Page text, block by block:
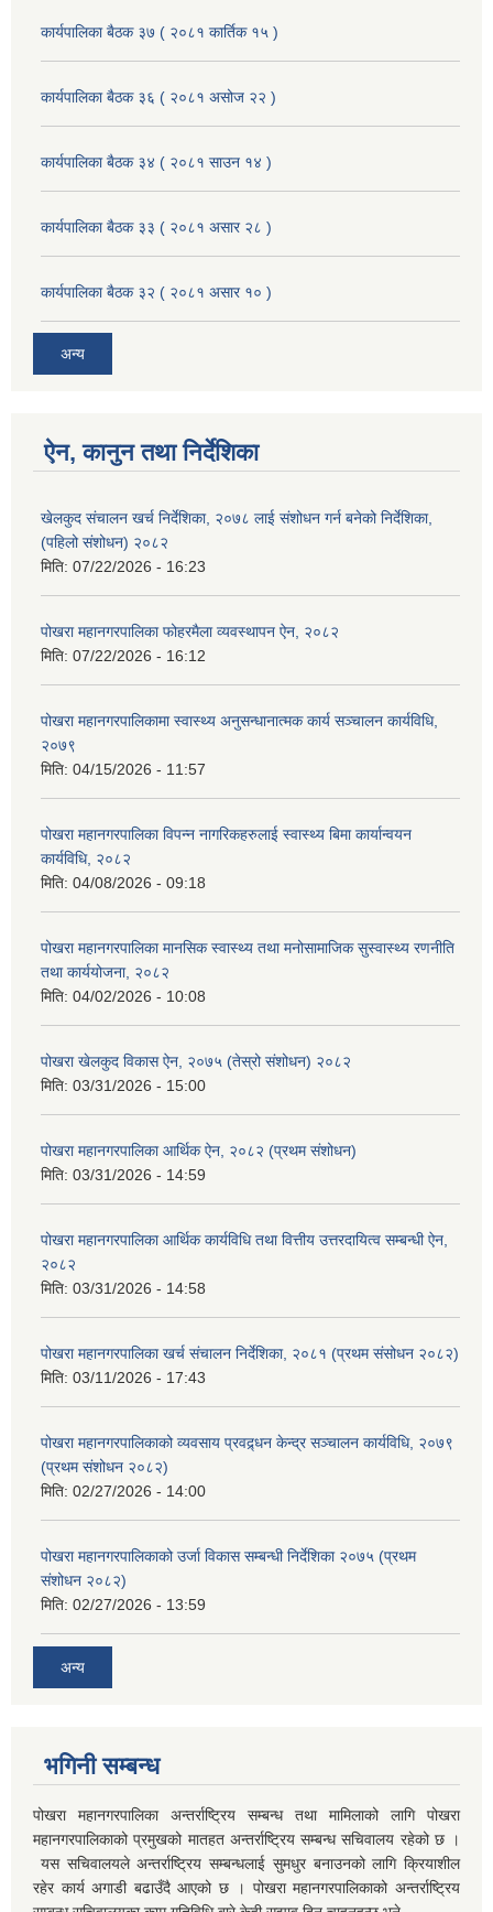
कार्यपालिका बैठक ३७ ( २०८१ कार्तिक १५ )
कार्यपालिका बैठक ३६ ( २०८१ असोज २२ )
कार्यपालिका बैठक ३४ ( २०८१ साउन १४ )
कार्यपालिका बैठक ३३ ( २०८१ असार २८ )
कार्यपालिका बैठक ३२ ( २०८१ असार १० )
अन्य
ऐन, कानुन तथा निर्देशिका
खेलकुद संचालन खर्च निर्देशिका, २०७८ लाई संशोधन गर्न बनेको निर्देशिका,
(पहिलो संशोधन) २०८२
मिति: 07/22/2026 - 16:23
पोखरा महानगरपालिका फोहरमैला व्यवस्थापन ऐन, २०८२
मिति: 07/22/2026 - 16:12
पोखरा महानगरपालिकामा स्वास्थ्य अनुसन्धानात्मक कार्य सञ्चालन कार्यविधि,
२०७९
मिति: 04/15/2026 - 11:57
पोखरा महानगरपालिका विपन्न नागरिकहरुलाई स्वास्थ्य बिमा कार्यान्वयन
कार्यविधि, २०८२
मिति: 04/08/2026 - 09:18
पोखरा महानगरपालिका मानसिक स्वास्थ्य तथा मनोसामाजिक सुस्वास्थ्य रणनीति
तथा कार्ययोजना, २०८२
मिति: 04/02/2026 - 10:08
पोखरा खेलकुद विकास ऐन, २०७५ (तेस्रो संशोधन) २०८२
मिति: 03/31/2026 - 15:00
पोखरा महानगरपालिका आर्थिक ऐन, २०८२ (प्रथम संशोधन)
मिति: 03/31/2026 - 14:59
पोखरा महानगरपालिका आर्थिक कार्यविधि तथा वित्तीय उत्तरदायित्व सम्बन्धी ऐन,
२०८२
मिति: 03/31/2026 - 14:58
पोखरा महानगरपालिका खर्च संचालन निर्देशिका, २०८१ (प्रथम संसोधन २०८२)
मिति: 03/11/2026 - 17:43
पोखरा महानगरपालिकाको व्यवसाय प्रवद्र्धन केन्द्र सञ्चालन कार्यविधि, २०७९
(प्रथम संशोधन २०८२)
मिति: 02/27/2026 - 14:00
पोखरा महानगरपालिकाको उर्जा विकास सम्बन्धी निर्देशिका २०७५ (प्रथम
संशोधन २०८२)
मिति: 02/27/2026 - 13:59
अन्य
भगिनी सम्बन्ध
पोखरा महानगरपालिका अन्तर्राष्ट्रिय सम्बन्ध तथा मामिलाको लागि पोखरा
महानगरपालिकाको प्रमुखको मातहत अन्तर्राष्ट्रिय सम्बन्ध सचिवालय रहेको छ ।
यस सचिवालयले अन्तर्राष्ट्रिय सम्बन्धलाई सुमधुर बनाउनको लागि क्रियाशील
रहेर कार्य अगाडी बढाउँदै आएको छ । पोखरा महानगरपालिकाको अन्तर्राष्ट्रिय